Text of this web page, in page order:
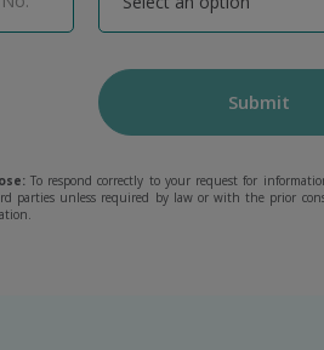
Submit
To respond correctly to your request for
parties unless required by law or with the prior